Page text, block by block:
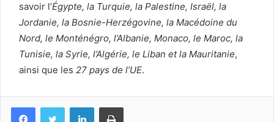
savoir l’Égypte, la Turquie, la Palestine, Israël, la
Jordanie, la Bosnie-Herzégovine, la Macédoine du
Nord, le Monténégro, l’Albanie, Monaco, le Maroc, la
Tunisie, la Syrie, l’Algérie, le Liban et la Mauritanie,
ainsi que les 27 pays de l’UE.
FacebookTwitter LinkedinImprimer